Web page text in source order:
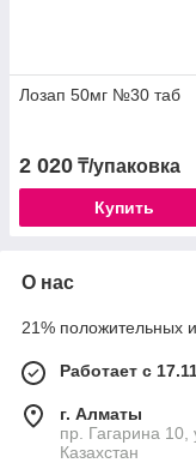
Лозап 50мг №30 таб
2 020 ₸/упаковка
Купить
О нас
21% положительных
Работает с
г. Алматы
пр. Гагарина 10,
Казахстан